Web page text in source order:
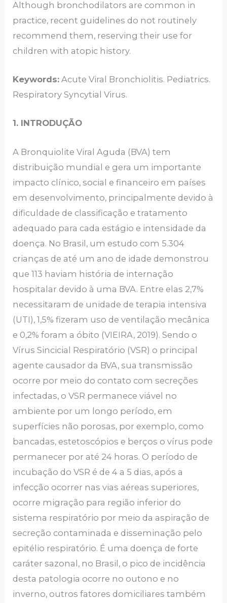
Although bronchodilators are common in
practice, recent guidelines do not routinely
recommend them, reserving their use for
children with atopic history.
Keywords: Acute Viral Bronchiolitis. Pediatrics.
Respiratory Syncytial Virus.
1. INTRODUÇÃO
A Bronquiolite Viral Aguda (BVA) tem
distribuição mundial e gera um importante
impacto clínico, social e financeiro em países
em desenvolvimento, principalmente devido à
dificuldade de classificação e tratamento
adequado para cada estágio e intensidade da
doença. No Brasil, um estudo com 5.304
crianças de até um ano de idade demonstrou
que 113 haviam história de internação
hospitalar devido à uma BVA. Entre elas 2,7%
necessitaram de unidade de terapia intensiva
(UTI), 1,5% fizeram uso de ventilação mecânica
e 0,2% foram a óbito (VIEIRA, 2019). Sendo o
Vírus Sincicial Respiratório (VSR) o principal
agente causador da BVA, sua transmissão
ocorre por meio do contato com secreções
infectadas, o VSR permanece viável no
ambiente por um longo período, em
superfícies não porosas, por exemplo, como
bancadas, estetoscópios e berços o vírus pode
permanecer por até 24 horas. O período de
incubação do VSR é de 4 a 5 dias, após a
infecção ocorrer nas vias aéreas superiores,
ocorre migração para região inferior do
sistema respiratório por meio da aspiração de
secreção contaminada e disseminação pelo
epitélio respiratório. É uma doença de forte
caráter sazonal, no Brasil, o pico de incidência
desta patologia ocorre no outono e no
inverno, outros fatores domiciliares também